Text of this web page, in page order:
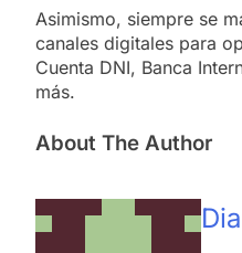
Asimismo, siempre se
canales digitales para
Cuenta DNI, Banca
más.
About The Author